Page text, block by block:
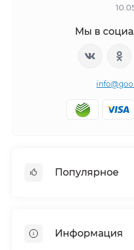
Мы в
Популярное
Сушильные машины
Информация